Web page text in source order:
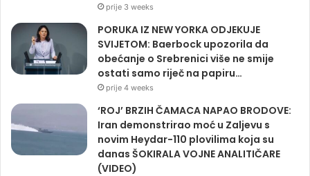
prije 3 weeks
PORUKA IZ NEW YORKA ODJEKUJE
SVIJETOM: Baerbock upozorila da
obećanje o Srebrenici više ne smije
ostati samo riječ na papiru…
prije 4 weeks
‘ROJ’ BRZIH ČAMACA NAPAO BRODOVE:
Iran demonstrirao moć u Zaljevu s
novim Heydar-110 plovilima koja su
danas ŠOKIRALA VOJNE ANALITIČARE
(VIDEO)